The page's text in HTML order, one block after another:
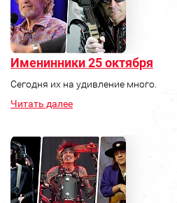
Именинники 25 октября
Сегодня их на удивление много.
Читать далее